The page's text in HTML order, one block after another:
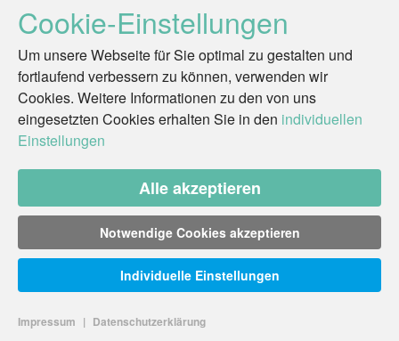
Cookie-Einstellungen
Um unsere Webseite für Sie optimal zu gestalten und
fortlaufend verbessern zu können, verwenden wir
Cookies. Weitere Informationen zu den von uns
eingesetzten Cookies erhalten Sie in den individuellen
Einstellungen
Alle akzeptieren
Notwendige Cookies akzeptieren
Impressum | Datenschutzerklärung
Individuelle Einstellungen